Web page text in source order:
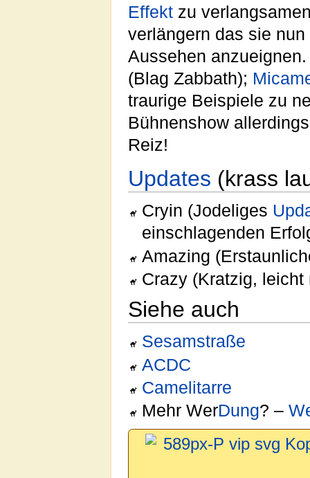
Effekt zu
verlängern das sie
Aussehen
(Blag Zabbath);
traurige Beispiele zu
Bühnenshow
Reiz!
Updates (krass
Cryin (Jodeliges
einschlagenden
Amazing
Crazy (Kratzig, leicht
Siehe auch
Sesamstraße
ACDC
Camelitarre
Mehr WerDung? –